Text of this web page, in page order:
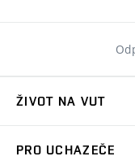
ŽIVOT NA VUT
PRO UCHAZEČE